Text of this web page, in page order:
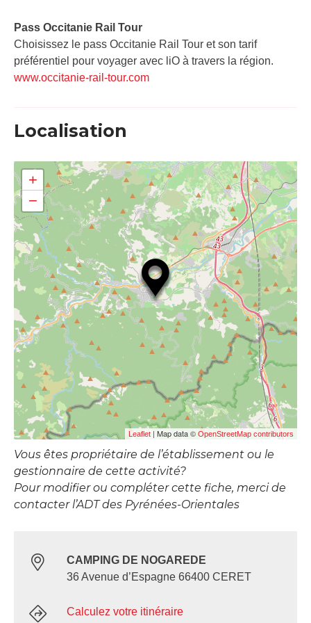
Pass Occitanie Rail Tour​
Choisissez le pass Occitanie Rail Tour et son tarif
préférentiel pour voyager avec liO à travers la région.
www.occitanie-rail-tour.com
Localisation
+
−
Leaflet | Map data © OpenStreetMap contributors
Vous êtes propriétaire de l’établissement ou le
gestionnaire de cette activité?
Pour modifier ou compléter cette fiche, merci de
contacter l’ADT des Pyrénées-Orientales
CAMPING DE NOGAREDE
36 Avenue d’Espagne 66400 CERET
Calculez votre itinéraire